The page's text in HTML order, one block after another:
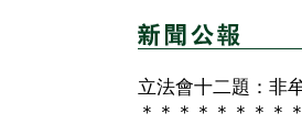
立法會十二題：非
＊＊＊＊＊＊＊＊